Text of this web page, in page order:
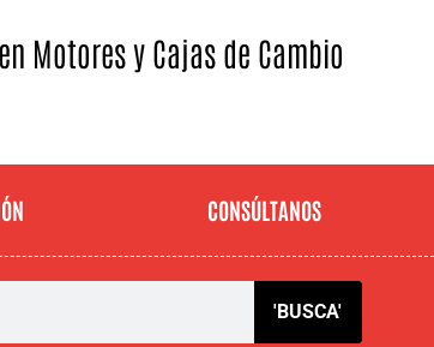
Motores y Cajas de Cambio
CONSÚLTANOS
'BUSCA'